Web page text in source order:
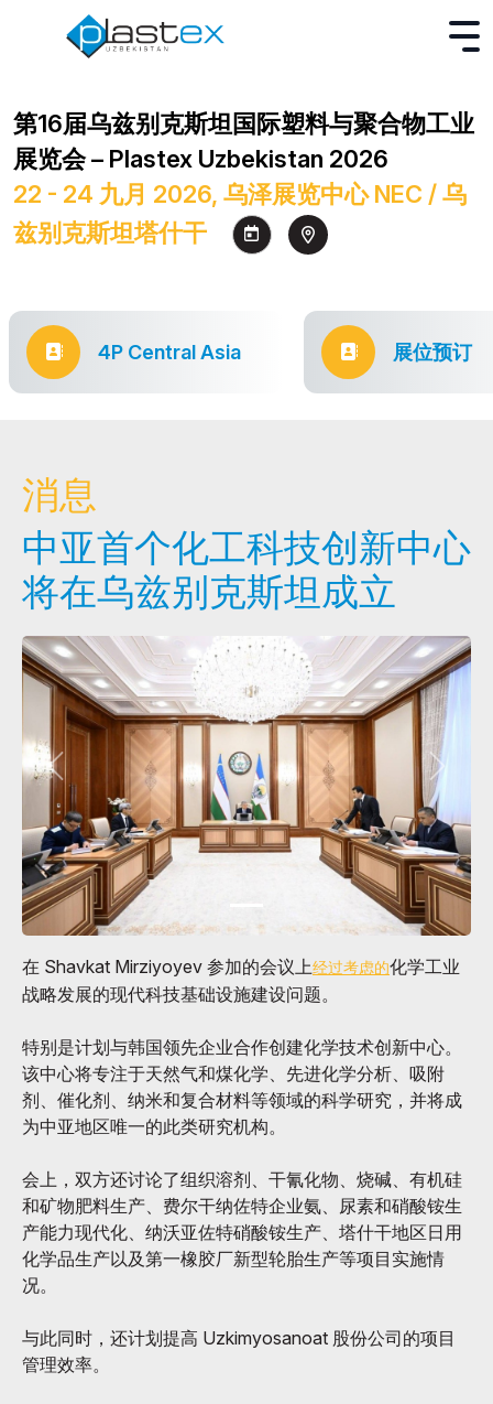
第16届乌兹别克斯坦国际塑料与聚合物工业
展览会 – Plastex Uzbekistan 2026
22 - 24 九月 2026, 乌泽展览中心 NEC / 乌
兹别克斯坦塔什干
4P Central Asia 展位预订
消息
中亚首个化工科技创新中心
将在乌兹别克斯坦成立
在 Shavkat Mirziyoyev 参加的会议上经过考虑的化学工业
战略发展的现代科技基础设施建设问题。
特别是计划与韩国领先企业合作创建化学技术创新中心。
该中心将专注于天然气和煤化学、先进化学分析、吸附
剂、催化剂、纳米和复合材料等领域的科学研究，并将成
为中亚地区唯一的此类研究机构。
会上，双方还讨论了组织溶剂、干氰化物、烧碱、有机硅
和矿物肥料生产、费尔干纳佐特企业氨、尿素和硝酸铵生
产能力现代化、纳沃亚佐特硝酸铵生产、塔什干地区日用
化学品生产以及第一橡胶厂新型轮胎生产等项目实施情
况。
与此同时，还计划提高 Uzkimyosanoat 股份公司的项目
管理效率。